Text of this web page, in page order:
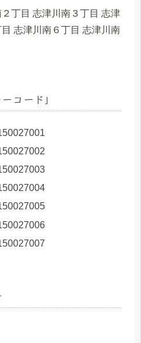
丁目 志津川南３丁目 志津
志津川南６丁目 志津川南
コード」